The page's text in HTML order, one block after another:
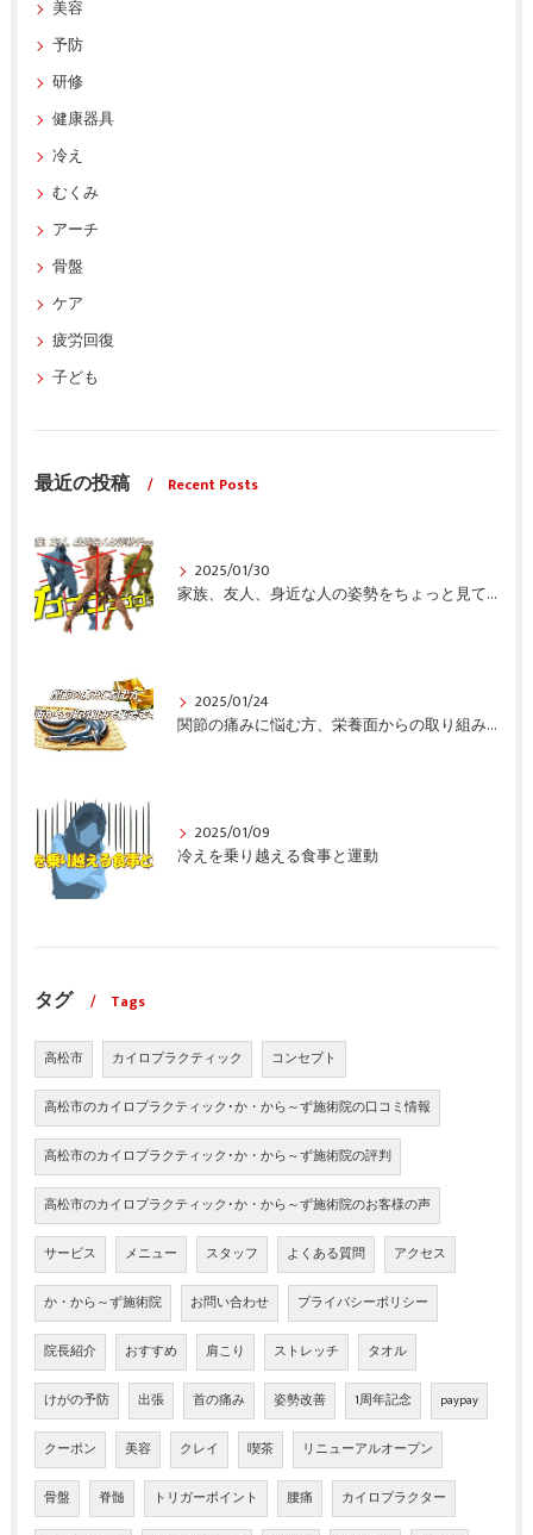
美容
予防
研修
健康器具
冷え
むくみ
アーチ
骨盤
ケア
疲労回復
子ども
最近の投稿 Recent Posts
2025/01/30
家族、友人、身近な人の姿勢をちょっと見てみませんか？
2025/01/24
関節の痛みに悩む方、栄養面からの取り組みも重要ですよ！
2025/01/09
冷えを乗り越える食事と運動
タグ Tags
高松市 カイロプラクティック コンセプト
高松市のカイロプラクティック･か・から～ず施術院の口コミ情報
高松市のカイロプラクティック･か・から～ず施術院の評判
高松市のカイロプラクティック･か・から～ず施術院のお客様の声
サービス メニュー スタッフ よくある質問 アクセス
か・から～ず施術院 お問い合わせ プライバシーポリシー
院長紹介 おすすめ 肩こり ストレッチ タオル
けがの予防 出張 首の痛み 姿勢改善 1周年記念 paypay
クーポン 美容 クレイ 喫茶 リニューアルオープン
骨盤 脊髄 トリガーポイント 腰痛 カイロプラクター